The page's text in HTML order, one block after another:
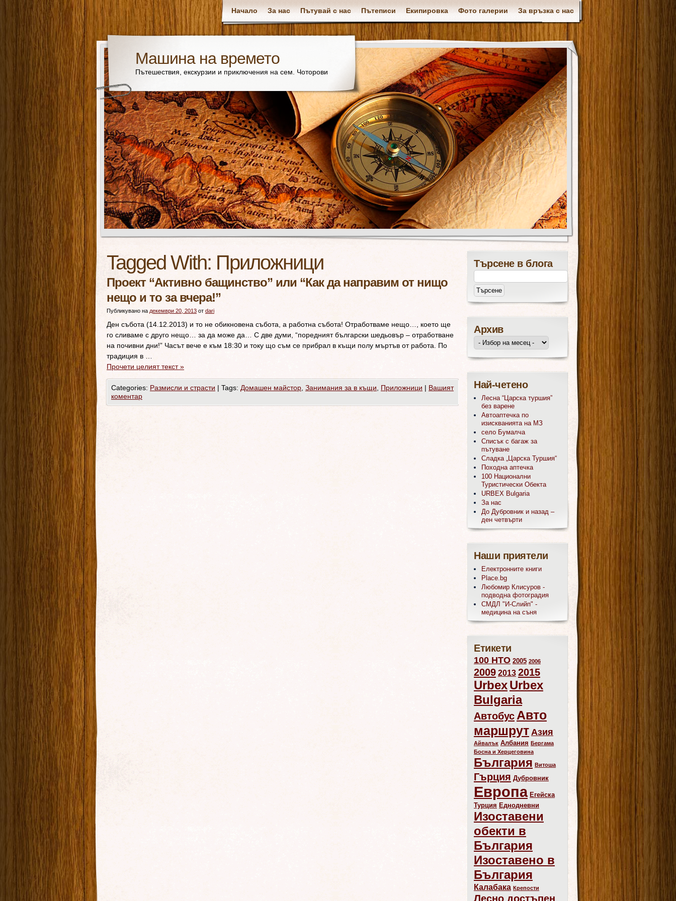
Начало За нас Пътувай с нас Пътеписи Екипировка Фото галерии За връзка с нас
Машина на времето
Пътешествия, екскурзии и приключения на сем. Чоторови
Tagged With: Приложници
Проект “Активно бащинство” или “Как да направим от нищо
нещо и то за вчера!”
Публикувано на декември 20, 2013 от dari
Ден събота (14.12.2013) и то не обикновена събота, а работна събота! Oтработваме нещо…, което ще
го сливаме с друго нещо… за да може да… С две думи, “поредният български шедьовър – отработване
на почивни дни!” Часът вече е към 18:30 и току що съм се прибрал в къщи полу мъртъв от работа. По
традиция в …
Прочети целият текст»
Categories: Размисли и страсти | Tags: Домашен майстор Занимания за в къщи Приложници | Вашият
коментар
Търсене в блога
Архив
Най-четено
Лесна “Царска туршия”
без варене
Автоаптечка по
изискванията на МЗ
село Бумалча
Списък с багаж за
пътуване
Сладка „Царска Туршия“
Походна аптечка
100 Национални
Туристически Обекта
URBEX Bulgaria
За нас
До Дубровник и назад –
ден четвърти
Наши приятели
Електронните книги
Place.bg
Любомир Клисуров -
подводна фотоградия
СМДЛ "И-Слийп" -
медицина на съня
Етикети
100 НТО 2005 2006
2009 2013 2015
UrbexUrbex
Bulgaria
Автобус Авто
маршрут Азия
Айвалък Албания Бергама
Босна и Херцеговина
България Витоша
Гърция Дубровник
Европа Егейска
Турция Еднодневни
Изоставени
обекти в
България
Изоставено в
България
Калабака Крепости
Лесно достъпен